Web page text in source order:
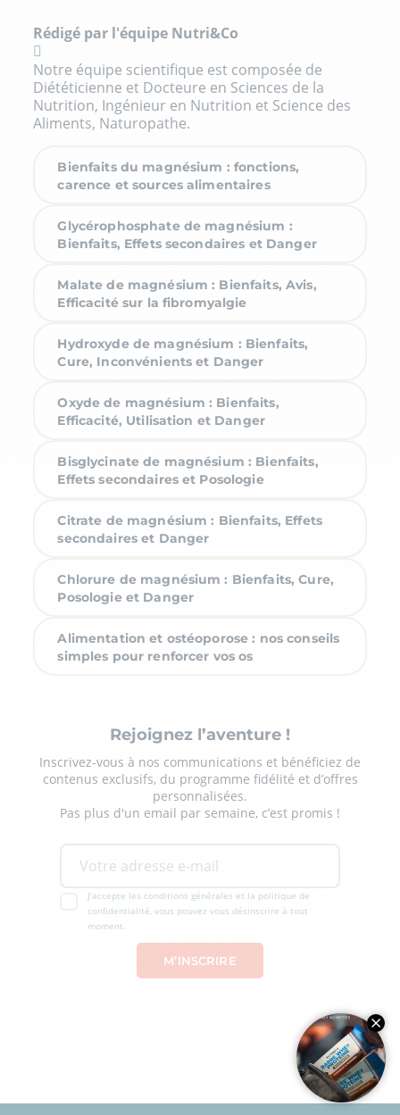
Rédigé par l'équipe Nutri&Co
Notre équipe scientifique est composée de
Diététicienne et Docteure en Sciences de la
Nutrition, Ingénieur en Nutrition et Science des
Aliments, Naturopathe.
Bienfaits du magnésium : fonctions,
carence et sources alimentaires
Glycérophosphate de magnésium :
Bienfaits, Effets secondaires et Danger
Malate de magnésium : Bienfaits, Avis,
Efficacité sur la fibromyalgie
Hydroxyde de magnésium : Bienfaits,
Cure, Inconvénients et Danger
Oxyde de magnésium : Bienfaits,
Efficacité, Utilisation et Danger
Bisglycinate de magnésium : Bienfaits,
Effets secondaires et Posologie
Citrate de magnésium : Bienfaits, Effets
secondaires et Danger
Chlorure de magnésium : Bienfaits, Cure,
Posologie et Danger
Alimentation et ostéoporose : nos conseils
simples pour renforcer vos os
Rejoignez l’aventure !
Inscrivez-vous à nos communications et bénéficiez de
contenus exclusifs, du programme fidélité et d’offres
personnalisées.
Pas plus d'un email par semaine, c’est promis !
J'accepte les conditions générales et la politique de
confidentialité, vous pouvez vous désinscrire à tout
moment.